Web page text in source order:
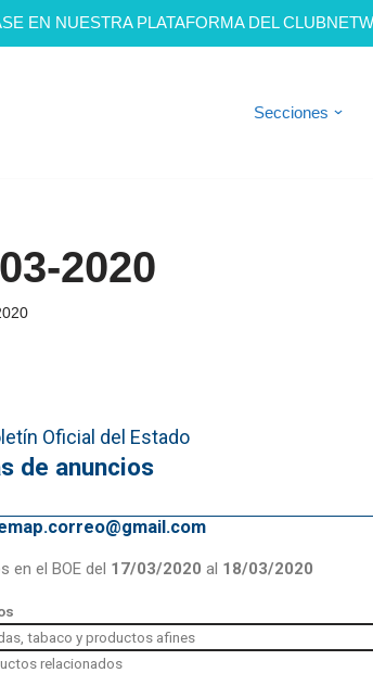
EN NUESTRA PLATAFORMA DEL
Secciones
2020
Oficial del Estado
de anuncios
en el BOE del 17/03/2020 al 18/03/2020
tabaco y productos afines
relacionados